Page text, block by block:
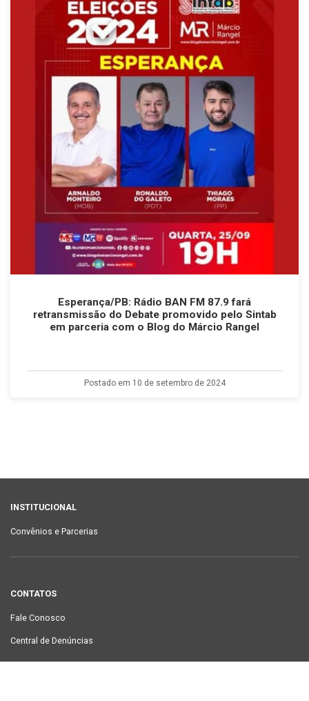
Esperança/PB: Rádio BAN FM 87.9 fará
retransmissão do Debate promovido pelo Sintab
em parceria com o Blog do Márcio Rangel
Postado em 10 de setembro de 2024
INSTITUCIONAL
Convênios e Parcerias
CONTATOS
Fale Conosco
Central de Denúncias